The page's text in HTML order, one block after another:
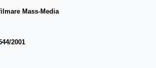
Mass-Media
2001